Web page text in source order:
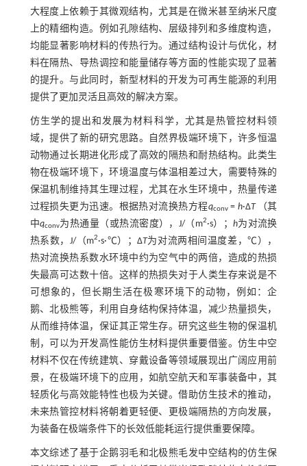
大程度上依赖于其微观结构，尤其是在微米甚至纳米尺度
上的精细构造。例如孔隙结构、层级排列和多维度构造，
均能显著影响材料的传热行为。通过结构设计与优化，材
料在隔热、导热调控和能量储存等方面的性能实现了显著
的提升。与此同时，新型材料的开发为可再生能源的利用
提供了更加灵活且高效的解决方案。
仿生学的提出和发展为材料科学，尤其是热管控材料领
域，提供了新的研究思路。自然界极端环境下，许多恒温
动物通过长期进化形成了高效的隔热和耐热结构。此类生
物在极端环境下，环境温度与体温相差过大，需要特殊的
保温机制维持其生理过程，尤其在水生环境中，热量传递
过程损失更为迅速。根据热对流换热方程qconv= h·ΔT（其
中qconv为热通量（或热流密度），J/（m2·s）； h为对流换
热系数，J/（m2·s·℃）；ΔT为对流两相间温度差，℃），
热对流换热系数水环境中约为空气中的两倍，造成的热损
失最高可达数十倍。这样的热损失对于人类生存来说是不
可想象的，但长期生活在极寒环境下的动物，例如：企
鹅、北极熊等，利用自身结构保持体温，减少热量损失，
从而维持体温，保证其正常生存。研究这些生物的保温机
制，可以为开发高性能仿生材料提供重要借鉴。仿生中空
材料不仅在传统建筑、穿戴设备等领域展现出广阔应用前
景，在极端环境下的应用，如航空航天和军事装备中，其
轻质化与高效能特性也极为关键。借助仿生技术的推动，
未来热管控材料将朝着更轻便、更极端隔热的方向发展，
为装备在极端条件下的长效低能耗运行提供重要保障。
本文综述了基于企鹅羽毛和北极熊毛发中空结构的仿生保